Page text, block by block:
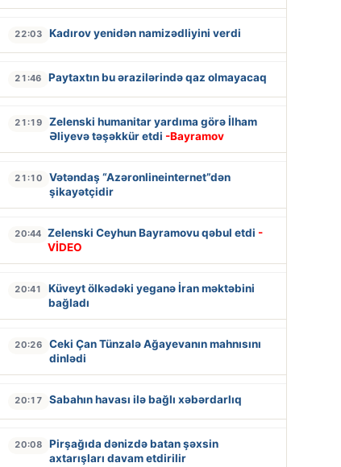
22:03 Kadırov yenidən namizədliyini verdi
21:46 Paytaxtın bu ərazilərində qaz olmayacaq
21:19
Zelenski humanitar yardıma görə İlham
Əliyevə təşəkkür etdi -Bayramov
21:10
Vətəndaş “Azəronlineinternet”dən
şikayətçidir
20:44 Zelenski Ceyhun Bayramovu qəbul etdi -
VİDEO
20:41
Küveyt ölkədəki yeganə İran məktəbini
bağladı
20:26
Ceki Çan Tünzalə Ağayevanın mahnısını
dinlədi
20:17 Sabahın havası ilə bağlı xəbərdarlıq
20:08
Pirşağıda dənizdə batan şəxsin
axtarışları davam etdirilir